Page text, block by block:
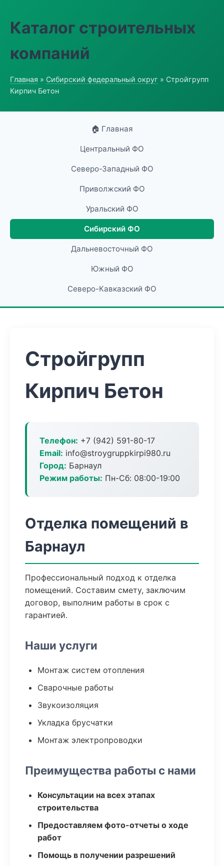
Каталог строительных
компаний
Главная » Сибирский федеральный округ » Стройгрупп
Кирпич Бетон
🏠 Главная
Центральный ФО
Северо-Западный ФО
Приволжский ФО
Уральский ФО
Сибирский ФО
Дальневосточный ФО
Южный ФО
Северо-Кавказский ФО
Стройгрупп
Кирпич Бетон
Телефон: +7 (942) 591-80-17
Email: info@stroygruppkirpi980.ru
Город: Барнаул
Режим работы: Пн-Сб: 08:00-19:00
Отделка помещений в
Барнаул
Профессиональный подход к отделка
помещений. Составим смету, заключим
договор, выполним работы в срок с
гарантией.
Наши услуги
Монтаж систем отопления
Сварочные работы
Звукоизоляция
Укладка брусчатки
Монтаж электропроводки
Преимущества работы с нами
Консультации на всех этапах
строительства
Предоставляем фото-отчеты о ходе
работ
Помощь в получении разрешений